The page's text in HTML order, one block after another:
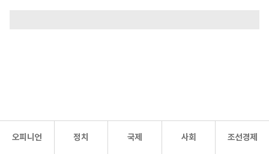
오피니언 정치 국제 사회 조선경제